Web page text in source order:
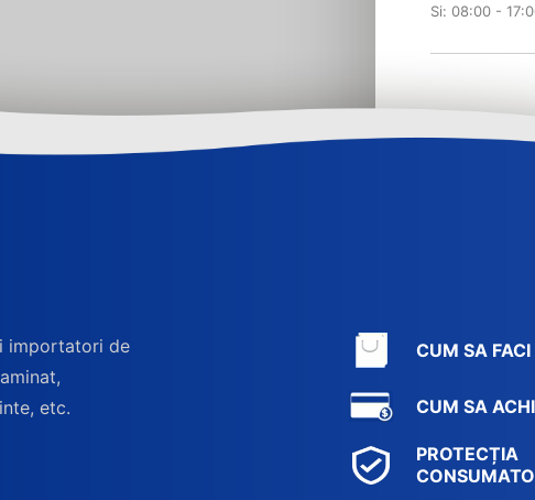
Si: 08:00 -
importatori de
etc.
CUM SA
CUM SA
PROTECȚIA